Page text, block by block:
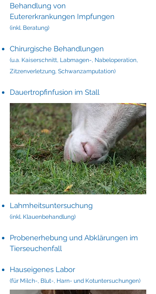
Behandlung von
Eutererkrankungen Impfungen
(inkl. Beratung)
Chirurgische Behandlungen
(u.a. Kaiserschnitt, Labmagen-, Nabeloperation,
Zitzenverletzung, Schwanzamputation)
Dauertropfinfusion im Stall
Lahmheitsuntersuchung
(inkl. Klauenbehandlung)
Probenerhebung und Abklärungen im
Tierseuchenfall
Hauseigenes Labor
(für Milch-, Blut-, Harn- und Kotuntersuchungen)